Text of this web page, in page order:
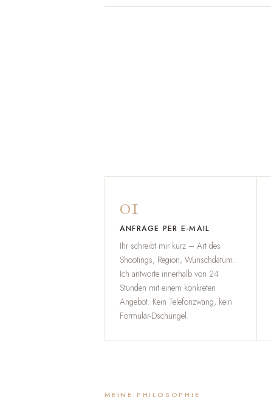
01
ANFRAGE PER E-MAIL
Ihr schreibt mir kurz – Art des
Shootings, Region, Wunschdatum.
Ich antworte innerhalb von 24
Stunden mit einem konkreten
Angebot. Kein Telefonzwang, kein
Formular-Dschungel.
MEINE PHILOSOPHIE